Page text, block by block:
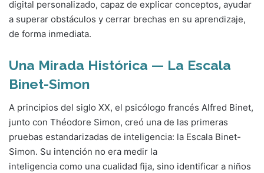
digital personalizado, capaz de explicar conceptos, ayudar
a superar obstáculos y cerrar brechas en su aprendizaje,
de forma inmediata.
Una Mirada Histórica — La Escala
Binet-Simon
A principios del siglo XX, el psicólogo francés Alfred Binet,
junto con Théodore Simon, creó una de las primeras
pruebas estandarizadas de inteligencia: la Escala Binet-
Simon. Su intención no era medir la
inteligencia como una cualidad fija, sino identificar a niños